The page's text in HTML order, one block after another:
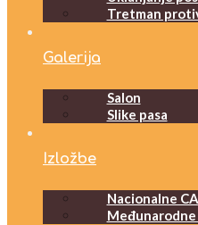
Tretman
Galerija
Salon
Slike pasa
Izložbe
Nacionalne
Međunarodne